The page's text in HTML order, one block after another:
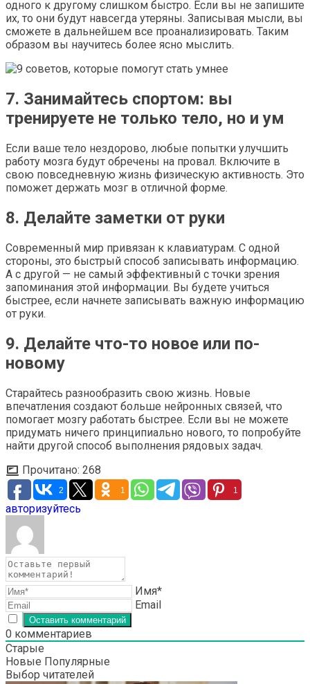
одного к другому слишком быстро. Если вы не запишите
их, то они будут навсегда утеряны. Записывая мысли, вы
сможете в дальнейшем все проанализировать. Таким
образом вы научитесь более ясно мыслить.
7. Занимайтесь спортом: вы
тренируете не только тело, но и ум
Если ваше тело нездорово, любые попытки улучшить
работу мозга будут обречены на провал. Включите в
свою повседневную жизнь физическую активность. Это
поможет держать мозг в отличной форме.
8. Делайте заметки от руки
Современный мир привязан к клавиатурам. С одной
стороны, это быстрый способ записывать информацию.
А с другой — не самый эффективный с точки зрения
запоминания этой информации. Вы будете учиться
быстрее, если начнете записывать важную информацию
от руки.
9. Делайте что-то новое или по-
новому
Старайтесь разнообразить свою жизнь. Новые
впечатления создают больше нейронных связей, что
помогает мозгу работать быстрее. Если вы не можете
придумать ничего принципиально нового, то попробуйте
найти другой способ выполнения рядовых задач.
Прочитано: 268
2 1 1
авторизуйтесь
Имя*
Email
0 комментариев
Старые
Новые Популярные
Выбор читателей